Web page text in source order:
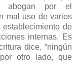
abogan por el
mal uso de varios
de
internas. Es
dice, “ningún
otro lado, que